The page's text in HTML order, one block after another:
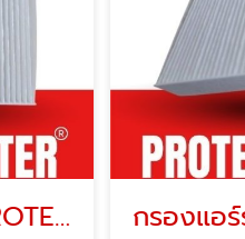
กรองแอร์รถยนต์